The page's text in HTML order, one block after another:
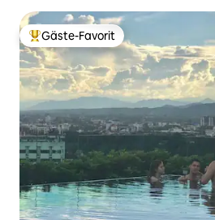
Beliebter Gäste-Favorit.
Gäste-Favorit